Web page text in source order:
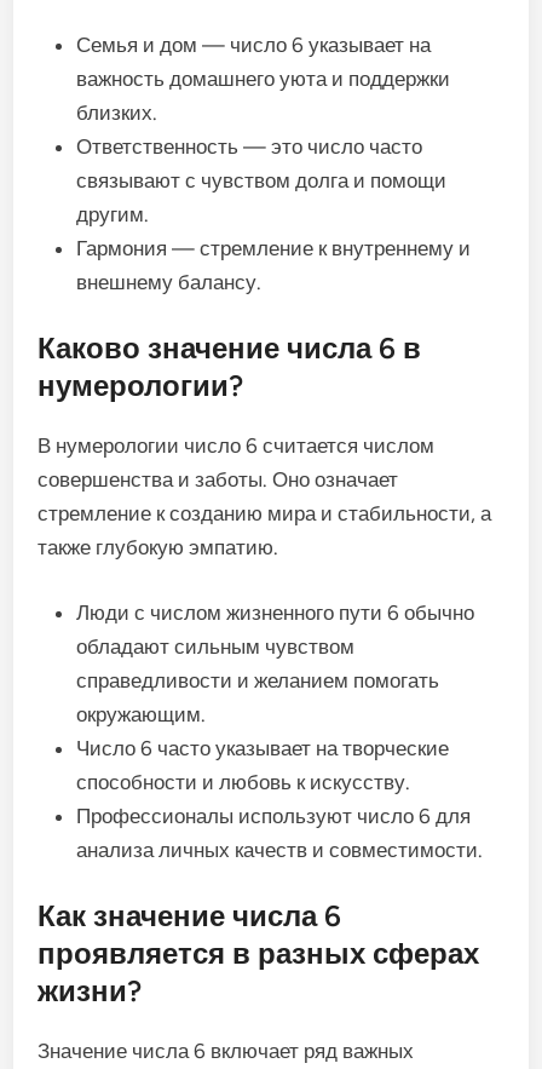
Семья и дом — число 6 указывает на
важность домашнего уюта и поддержки
близких.
Ответственность — это число часто
связывают с чувством долга и помощи
другим.
Гармония — стремление к внутреннему и
внешнему балансу.
Каково значение числа 6 в
нумерологии?
В нумерологии число 6 считается числом
совершенства и заботы. Оно означает
стремление к созданию мира и стабильности, а
также глубокую эмпатию.
Люди с числом жизненного пути 6 обычно
обладают сильным чувством
справедливости и желанием помогать
окружающим.
Число 6 часто указывает на творческие
способности и любовь к искусству.
Профессионалы используют число 6 для
анализа личных качеств и совместимости.
Как значение числа 6
проявляется в разных сферах
жизни?
Значение числа 6 включает ряд важных